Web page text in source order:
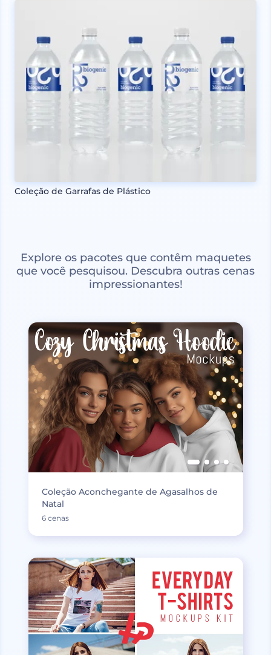
Coleção de Garrafas de Plástico
Explore os pacotes que contêm maquetes
que você pesquisou. Descubra outras cenas
impressionantes!
Coleção Aconchegante de Agasalhos de
Natal
6 cenas